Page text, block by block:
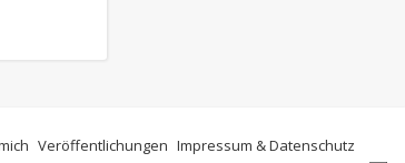
Veröffentlichungen Impressum & Datenschutz